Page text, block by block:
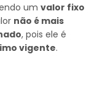
um valor fixo
não é mais
, pois ele é
vigente.